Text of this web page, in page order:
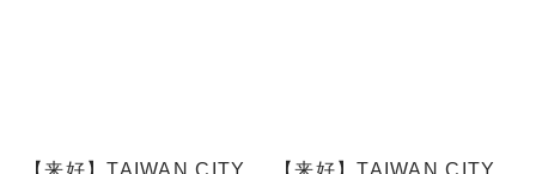
【来好】TAIWAN CITY 【来好】TAIWAN CITY